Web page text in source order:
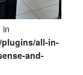
in
plugins/all-in-
and-